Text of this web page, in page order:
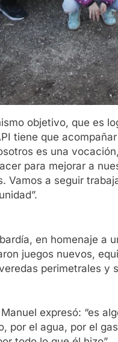
objetivo, que es
tiene que
es una
para mejorar a
Vamos a seguir
en homenaje
juegos nuevos,
perimetrales y
expresó: “es
por el agua, por el